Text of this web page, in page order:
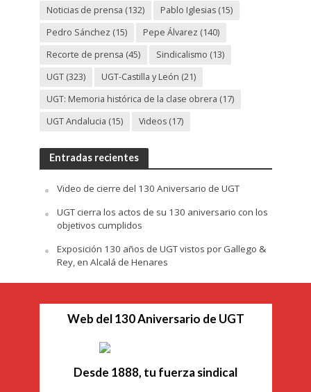
Noticias de prensa (132) Pablo Iglesias(15)
Pedro Sánchez (15) Pepe Álvarez (140)
Recorte de prensa (45) Sindicalismo (13)
UGT(323) UGT-Castilla y León (21)
UGT: Memoria histórica de la clase obrera (17)
UGT Andalucia (15) Videos(17)
Entradas recientes
Video de cierre del 130 Aniversario de UGT
UGT cierra los actos de su 130 aniversario con los
objetivos cumplidos
Exposición 130 años de UGT vistos por Gallego &
Rey, en Alcalá de Henares
Web del 130 Aniversario de UGT
Desde 1888, tu fuerza sindical